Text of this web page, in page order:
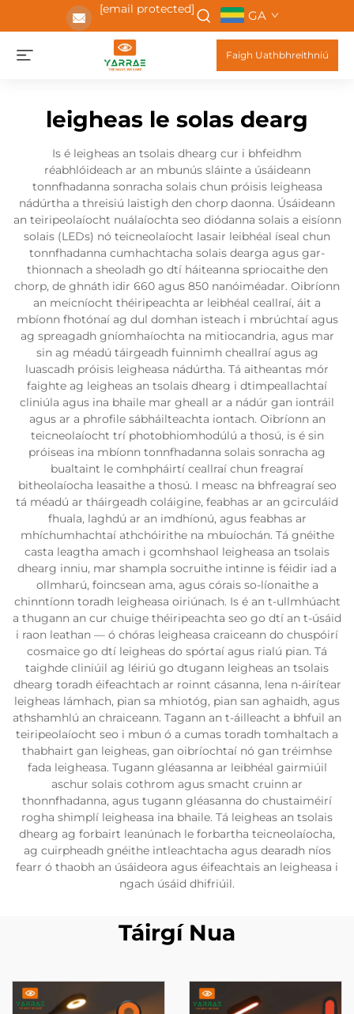
[email protected] GA
Faigh Uathbhreithniú
leigheas le solas dearg
Is é leigheas an tsolais dhearg cur i bhfeidhm
réabhlóideach ar an mbunús sláinte a úsáideann
tonnfhadanna sonracha solais chun próisis leigheasa
nádúrtha a threisiú laistigh den chorp daonna. Úsáideann
an teiripeolaíocht nuálaíochta seo diódanna solais a eisíonn
solais (LEDs) nó teicneolaíocht lasair leibhéal íseal chun
tonnfhadanna cumhachtacha solais dearga agus gar-
thionnach a sheoladh go dtí háiteanna spriocaithe den
chorp, de ghnáth idir 660 agus 850 nanóiméadar. Oibríonn
an meicníocht théiripeachta ar leibhéal ceallraí, áit a
mbíonn fhotónaí ag dul domhan isteach i mbrúchtaí agus
ag spreagadh gníomhaíochta na mitiocandria, agus mar
sin ag méadú táirgeadh fuinnimh cheallraí agus ag
luascadh próisis leigheasa nádúrtha. Tá aitheantas mór
faighte ag leigheas an tsolais dhearg i dtimpeallachtaí
cliniúla agus ina bhaile mar gheall ar a nádúr gan iontráil
agus ar a phrofile sábháilteachta iontach. Oibríonn an
teicneolaíocht trí photobhiomhodúlú a thosú, is é sin
próiseas ina mbíonn tonnfhadanna solais sonracha ag
bualtaint le comhpháirtí ceallraí chun freagraí
bitheolaíocha leasaithe a thosú. I measc na bhfreagraí seo
tá méadú ar tháirgeadh coláigine, feabhas ar an gcirculáid
fhuala, laghdú ar an imdhíonú, agus feabhas ar
mhíchumhachtaí athchóirithe na mbuíochán. Tá gnéithe
casta leagtha amach i gcomhshaol leigheasa an tsolais
dhearg inniu, mar shampla socruithe intinne is féidir iad a
ollmharú, foincsean ama, agus córais so-líonaithe a
chinntíonn toradh leigheasa oiriúnach. Is é an t-ullmhúacht
a thugann an cur chuige théiripeachta seo go dtí an t-úsáid
i raon leathan — ó chóras leigheasa craiceann do chuspóirí
cosmaice go dtí leigheas do spórtaí agus rialú pian. Tá
taighde cliniúil ag léiriú go dtugann leigheas an tsolais
dhearg toradh éifeachtach ar roinnt cásanna, lena n-áirítear
leigheas lámhach, pian sa mhiotóg, pian san aghaidh, agus
athshamhlú an chraiceann. Tagann an t-áilleacht a bhfuil an
teiripeolaíocht seo i mbun ó a cumas toradh tomhaltach a
thabhairt gan leigheas, gan oibríochtaí nó gan tréimhse
fada leigheasa. Tugann gléasanna ar leibhéal gairmiúil
aschur solais cothrom agus smacht cruinn ar
thonnfhadanna, agus tugann gléasanna do chustaiméirí
rogha shimplí leigheasa ina bhaile. Tá leigheas an tsolais
dhearg ag forbairt leanúnach le forbartha teicneolaíocha,
ag cuirpheadh gnéithe intleachtacha agus dearadh níos
fearr ó thaobh an úsáideora agus éifeachtais an leigheasa i
ngach úsáid dhifriúil.
Táirgí Nua